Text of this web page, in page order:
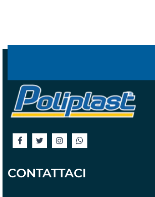
CONTATTACI